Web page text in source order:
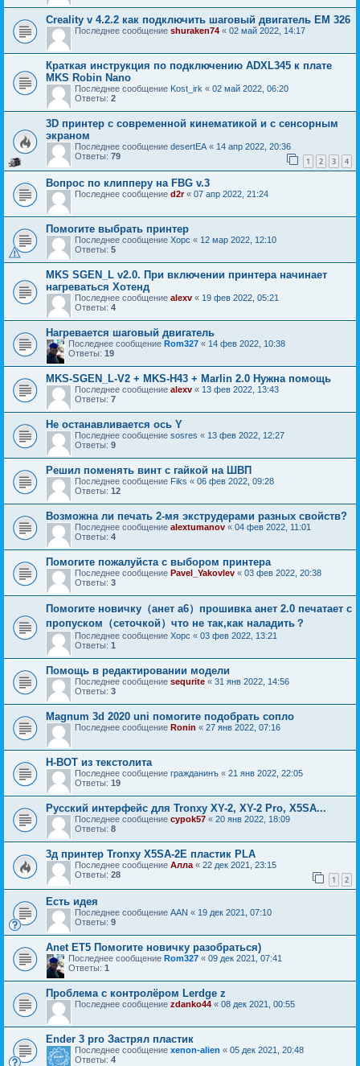
Creality v 4.2.2 как подключить шаговый двигатель ЕМ 326
Последнее сообщение shuraken74 « 02 май 2022, 14:17
Краткая инструкция по подключению ADXL345 к плате
MKS Robin Nano
Последнее сообщение Kost_irk « 02 май 2022, 06:20
Ответы: 2
3D принтер с современной кинематикой и с сенсорным
экраном
Последнее сообщение desertEA« 14 апр 2022, 20:36
Ответы: 79 1 2 3 4
Вопрос по клипперу на FBG v.3
Последнее сообщение d2r« 07 апр 2022, 21:24
Помогите выбрать принтер
Последнее сообщение Xopc « 12 мар 2022, 12:10
Ответы: 5
MKS SGEN_L v2.0. При включении принтера начинает
нагреваться Хотенд
Последнее сообщение alexv « 19 фев 2022, 05:21
Ответы: 4
Нагревается шаговый двигатель
Последнее сообщение Rom327 « 14 фев 2022, 10:38
Ответы: 19
MKS-SGEN_L-V2 + MKS-H43 + Marlin 2.0 Нужна помощь
Последнее сообщение alexv « 13 фев 2022, 13:43
Ответы: 7
Не останавливается ось Y
Последнее сообщение sosres « 13 фев 2022, 12:27
Ответы: 9
Решил поменять винт с гайкой на ШВП
Последнее сообщение Fiks « 06 фев 2022, 09:28
Ответы: 12
Возможна ли печать 2-мя экструдерами разных свойств?
Последнее сообщение alextumanov « 04 фев 2022, 11:01
Ответы: 4
Помогите пожалуйста с выбором принтера
Последнее сообщение Pavel_Yakovlev « 03 фев 2022, 20:38
Ответы: 3
Помогите новичку（анет а6）прошивка анет 2.0 печатает с
пропуском（сеточкой）что не так,как наладить？
Последнее сообщение Xopc « 03 фев 2022, 13:21
Ответы: 1
Помощь в редактировании модели
Последнее сообщение sequrite « 31 янв 2022, 14:56
Ответы: 3
Magnum 3d 2020 uni помогите подобрать сопло
Последнее сообщение Ronin « 27 янв 2022, 07:16
H-BOT из текстолита
Последнее сообщение гражданинъ « 21 янв 2022, 22:05
Ответы: 19
Русский интерфейс для Tronxy XY-2, XY-2 Pro, X5SA...
Последнее сообщение cypok57 « 20 янв 2022, 18:09
Ответы: 8
3д принтер Tronxy X5SA-2E пластик PLA
Последнее сообщение Алла « 22 дек 2021, 23:15
Ответы: 28 1 2
Есть идея
Последнее сообщение AAN « 19 дек 2021, 07:10
Ответы: 9
Anet ET5 Помогите новичку разобраться)
Последнее сообщение Rom327 « 09 дек 2021, 07:41
Ответы: 1
Проблема с контролёром Lerdge z
Последнее сообщение zdanko44 « 08 дек 2021, 00:55
Ender 3 pro Застрял пластик
Последнее сообщение xenon-alien « 05 дек 2021, 20:48
Ответы: 4